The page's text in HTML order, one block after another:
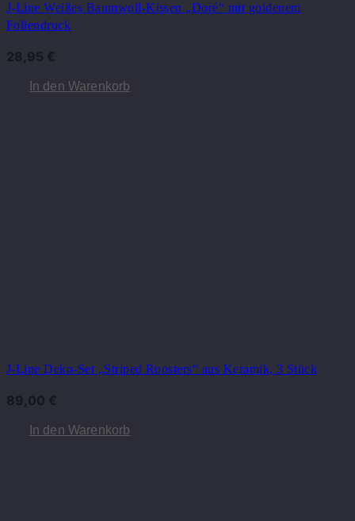
J-Line Weißes Baumwoll-Kissen „Doré“ mit goldenem
Foliendruck
28,95 €
In den Warenkorb
J-Line Deko-Set „Striped Roosters“ aus Keramik, 3 Stück
89,00 €
In den Warenkorb